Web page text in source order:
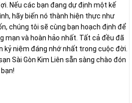
Nếu các bạn đang dự định một kế
hãy biến nó thành hiện thực như
chúng tôi sẽ cùng bạn hoạch định để
mạn và hoàn hảo nhất. Tất cả đều đã
kỷ niệm đáng nhớ nhất trong cuộc đời.
Sài Gòn Kim Liên sẵn sàng chào đón